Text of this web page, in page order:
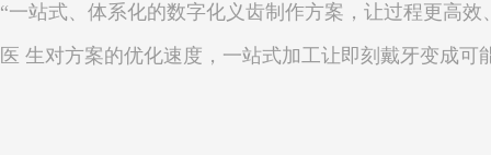
“一站式、体系化的数字化义齿制作方案，让过程更高
医 生对方案的优化速度，一站式加工让即刻戴牙变成可